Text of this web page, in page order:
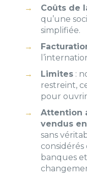
Coûts de
qu’une
simplifiée.
Limites:
restreint,
pour
Attention
vendus
sans
banques